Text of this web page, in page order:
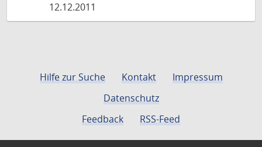
12.12.2011
Hilfe zur Suche Kontakt
Impressum
Datenschutz
Feedback
RSS-Feed